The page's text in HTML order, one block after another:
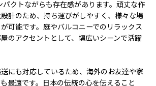
パクトながらも存在感があります。頑丈な作
計のため、持ち運びがしやすく、様々な場
可能です。庭やバルコニーでのリラックス
のアクセントとして、幅広いシーンで活躍
にも対応しているため、海外のお友達や家
最適です。日本の伝統の心を伝えること